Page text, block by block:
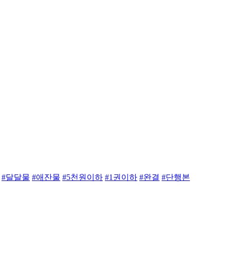
#달달물 #애잔물 #5천원이하 #1권이하 #완결 #단행본